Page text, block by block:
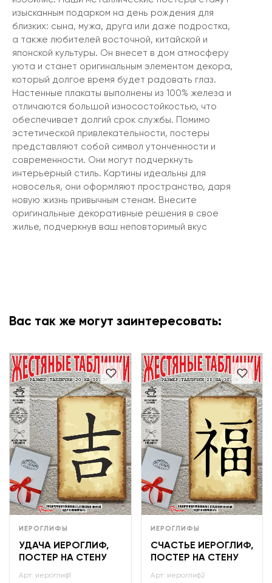
изысканным подарком на день рождения для
близких: сына, мужа, друга или даже подростка,
а также любителей восточной, китайской и
японской культуры. Он внесет в дом атмосферу
уюта и станет оригинальным элементом декора,
который долгое время будет радовать глаз.
Настенные плакаты выполнены из 100% железа и
отличаются большой износостойкостью, что
обеспечивает долгий срок службы. Помимо
эстетической привлекательности, постеры
представляют собой символ утонченности и
современности. Они могут подчеркнуть
интерьерный стиль. Картины идеальны для
новоселья, они оформляют пространство, даря
новую жизнь привычным стенам. Внесите
оригинальные декоративные решения в свое
жилье, подчеркнув ваш неповторимый вкус
Вас так же могут заинтересовать:
ИЕРОГЛИФЫ
УДАЧА ИЕРОГЛИФ,
ПОСТЕР НА СТЕНУ
Арт: иероглиф1
ИЕРОГЛИФЫ
СЧАСТЬЕ ИЕРОГЛИФ,
ПОСТЕР НА СТЕНУ
Арт: иероглиф2